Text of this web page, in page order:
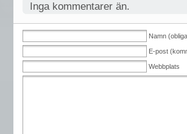
Inga kommentarer än.
Namn
E-post
Webbplats